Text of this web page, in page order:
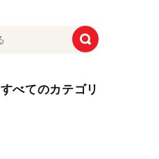
すべてのカテゴリ